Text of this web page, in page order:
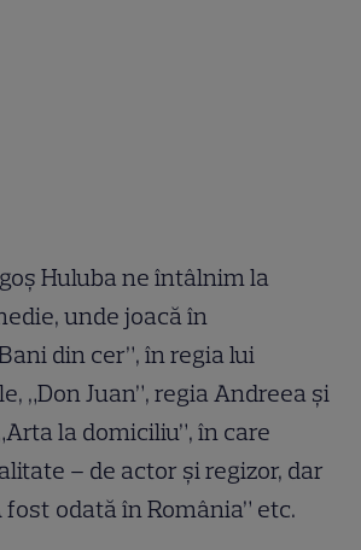
Huluba ne întâlnim la
unde joacă în
din cer”, în regia lui
„Don Juan”, regia Andreea şi
la domiciliu”, în care
– de actor şi regizor, dar
fost odată în România” etc.